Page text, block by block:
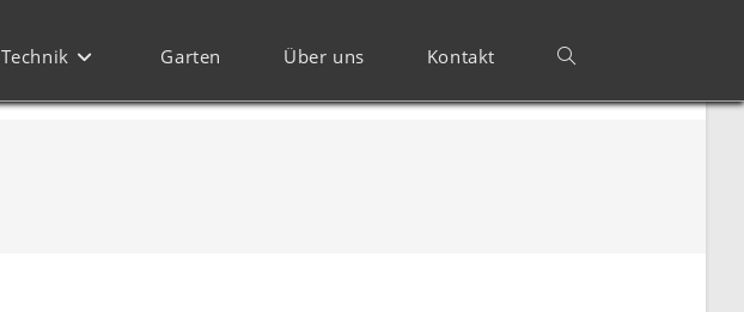
Technik Garten Über uns Kontakt